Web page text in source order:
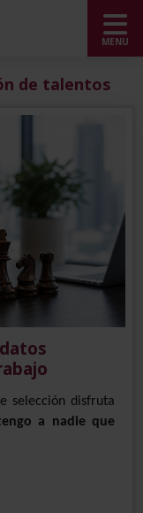
de talentos
selección disfruta
a nadie que